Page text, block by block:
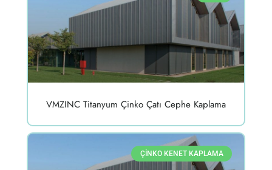
VMZINC Titanyum Çinko Çatı Cephe Kaplama
ÇINKO KENET KAPLAMA